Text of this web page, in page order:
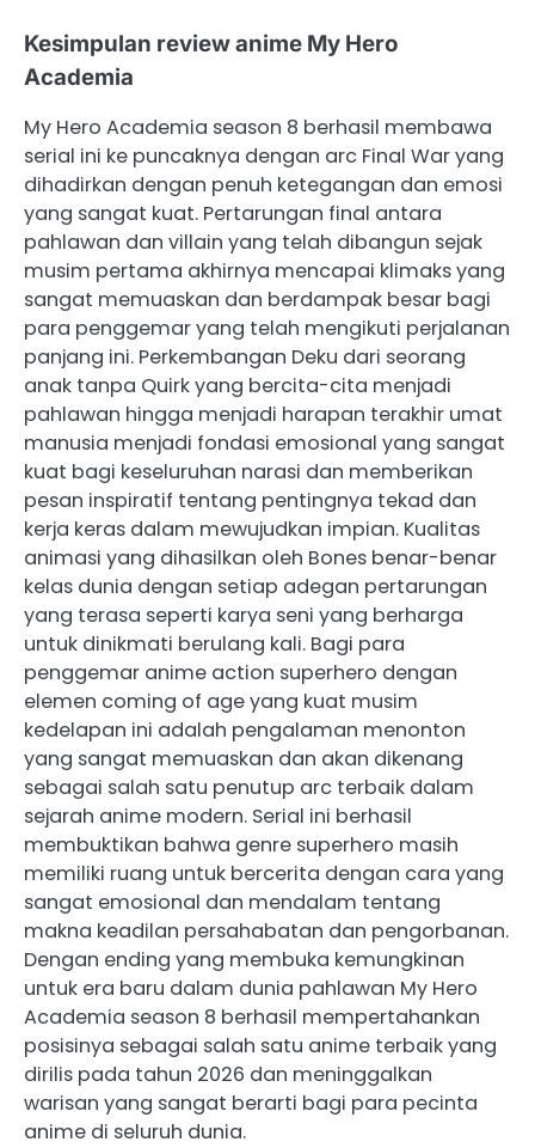
Kesimpulan review anime My Hero
Academia
My Hero Academia season 8 berhasil membawa
serial ini ke puncaknya dengan arc Final War yang
dihadirkan dengan penuh ketegangan dan emosi
yang sangat kuat. Pertarungan final antara
pahlawan dan villain yang telah dibangun sejak
musim pertama akhirnya mencapai klimaks yang
sangat memuaskan dan berdampak besar bagi
para penggemar yang telah mengikuti perjalanan
panjang ini. Perkembangan Deku dari seorang
anak tanpa Quirk yang bercita-cita menjadi
pahlawan hingga menjadi harapan terakhir umat
manusia menjadi fondasi emosional yang sangat
kuat bagi keseluruhan narasi dan memberikan
pesan inspiratif tentang pentingnya tekad dan
kerja keras dalam mewujudkan impian. Kualitas
animasi yang dihasilkan oleh Bones benar-benar
kelas dunia dengan setiap adegan pertarungan
yang terasa seperti karya seni yang berharga
untuk dinikmati berulang kali. Bagi para
penggemar anime action superhero dengan
elemen coming of age yang kuat musim
kedelapan ini adalah pengalaman menonton
yang sangat memuaskan dan akan dikenang
sebagai salah satu penutup arc terbaik dalam
sejarah anime modern. Serial ini berhasil
membuktikan bahwa genre superhero masih
memiliki ruang untuk bercerita dengan cara yang
sangat emosional dan mendalam tentang
makna keadilan persahabatan dan pengorbanan.
Dengan ending yang membuka kemungkinan
untuk era baru dalam dunia pahlawan My Hero
Academia season 8 berhasil mempertahankan
posisinya sebagai salah satu anime terbaik yang
dirilis pada tahun 2026 dan meninggalkan
warisan yang sangat berarti bagi para pecinta
anime di seluruh dunia.